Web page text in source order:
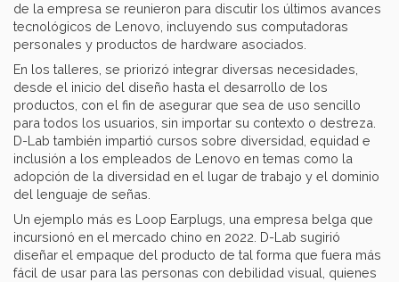
de la empresa se reunieron para discutir los últimos avances
tecnológicos de Lenovo, incluyendo sus computadoras
personales y productos de hardware asociados.
En los talleres, se priorizó integrar diversas necesidades,
desde el inicio del diseño hasta el desarrollo de los
productos, con el fin de asegurar que sea de uso sencillo
para todos los usuarios, sin importar su contexto o destreza.
D-Lab también impartió cursos sobre diversidad, equidad e
inclusión a los empleados de Lenovo en temas como la
adopción de la diversidad en el lugar de trabajo y el dominio
del lenguaje de señas.
Un ejemplo más es Loop Earplugs, una empresa belga que
incursionó en el mercado chino en 2022. D-Lab sugirió
diseñar el empaque del producto de tal forma que fuera más
fácil de usar para las personas con debilidad visual, quienes